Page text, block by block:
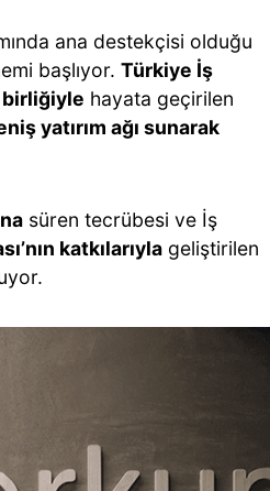
ana destekçisi olduğu
başlıyor. Türkiye İş
birliğiyle hayata geçirilen
yatırım ağı sunarak
süren tecrübesi ve İş
katkılarıyla geliştirilen